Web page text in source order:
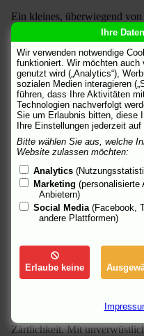
Ein kleines, überwiegend von
Kurden bewohntes
damit beschäftigt, während
Runden zu kommen. So
Witwer. Mit einer Pension
überleben, und so verkauft
in der nächsten Stadt die
den alten Fernseher, die
Von seinen Söhnen kann
lebt in Frankreich, schickt
der andere lässt sich täglich
Enkelin wiederum hat einen
Hochzeitsfeier mit
Eheversprechen genötigt
Trotz allem verliert Hamo
schönen Witwe Nina, die
ihm nicht mehr aus dem
lauthals französische
Eine wunderbar skurrile
Zärtlichkeit. Mit
Ihre
Wir verwenden notwendige
funktioniert. Wir möchten
genutzt wird („Analytics“),
sozialen Medien interagieren
führen, dass Ihre Aktivitäten
Technologien nachverfolgt
Sie um Erlaubnis bitten, diese
Ihre Einstellungen jederzeit
Bitte wählen Sie aus, welche
Website zulassen möchten:
Analytics
Marketing (personalisierte
Anbietern)
Social Media (Facebook,
andere Plattformen)
Erlaube keine